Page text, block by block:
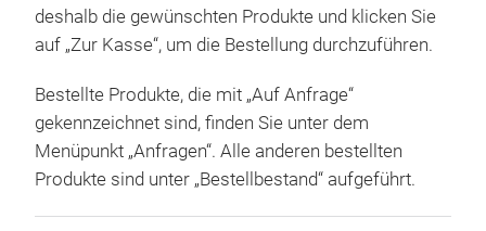
deshalb die gewünschten Produkte und klicken Sie
auf „Zur Kasse“, um die Bestellung durchzuführen.
Bestellte Produkte, die mit „Auf Anfrage“
gekennzeichnet sind, finden Sie unter dem
Menüpunkt „Anfragen“. Alle anderen bestellten
Produkte sind unter „Bestellbestand“ aufgeführt.